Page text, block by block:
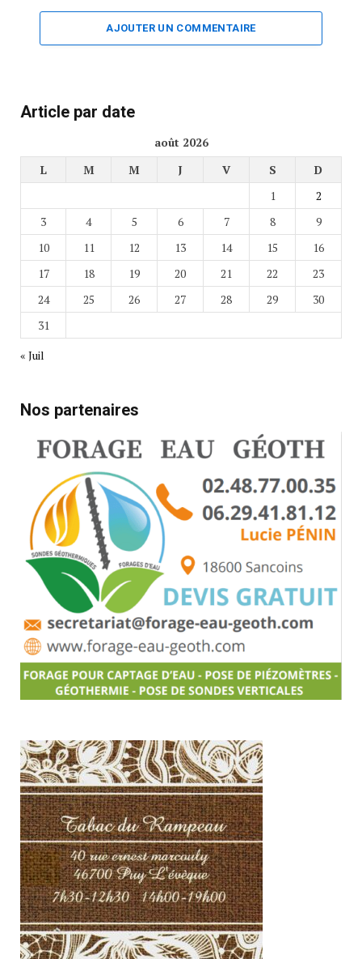
AJOUTER UN COMMENTAIRE
Article par date
août 2026
L
M M J V S
D
1
2
3
4 5 6 7 8
9
10
11 12 13 14 15
16
17
18 19 20 21 22
23
24
25 26 27 28 29
30
31
« Juil
Nos partenaires